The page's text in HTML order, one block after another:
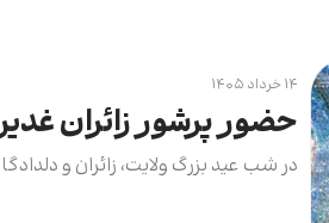
۱۴ خرداد ۱۴۰۵
حضور پرشور زائران
در شب عید بزرگ ولایت، زائران و